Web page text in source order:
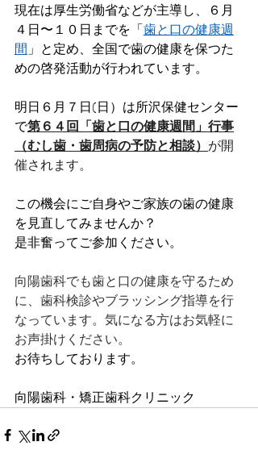
現在は厚生労働省などが主導し、６月
４日〜１０日までを「歯と口の健康週
間」と定め、全国で歯の健康を保つた
めの啓発活動が行われています。
明日６月７日(日）は所沢保健センター
で第６４回「歯と口の健康週間」行事
（むし歯・歯周病の予防と相談） が開
催されます。
この機会にご自身やご家族の歯の健康
を見直してみませんか？
是非奮ってご参加ください。
向陽歯科でも歯と口の健康を守るため
に、歯科検診やブラッシング指導を行
なっています。気になる方はお気軽に
お声掛けください。
お待ちしております。
向陽歯科・矯正歯科クリニック